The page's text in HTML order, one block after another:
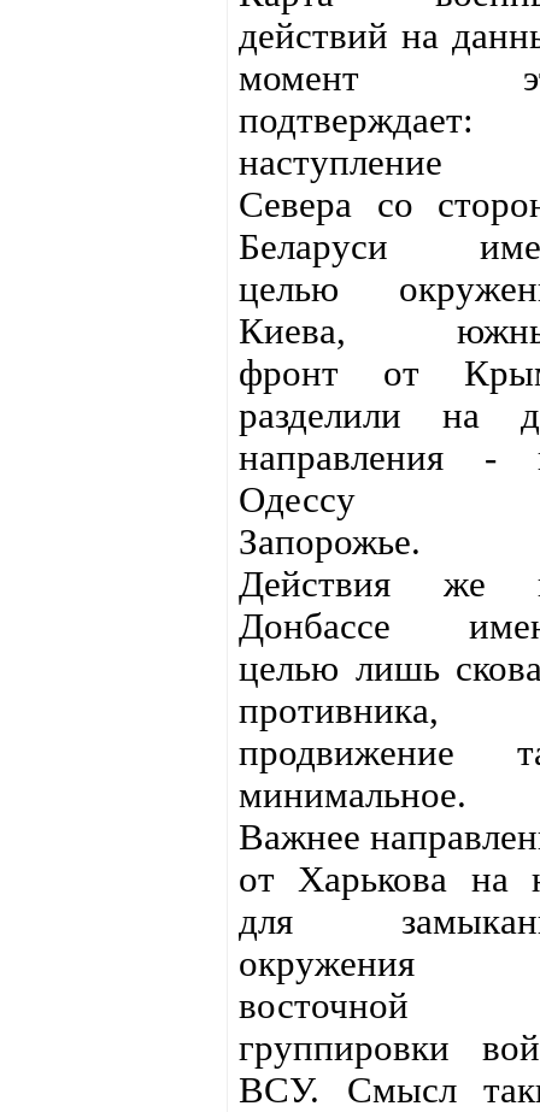
действий на
момент
подтверждает:
Севера со
Беларуси
целью
Киева,
фронт от
разделили на
направления -
Одессу
Запорожье.
Действия же
Донбассе
целью лишь
противника,
продвижение
минимальное.
Важнее
от Харькова на
для
окружения
восточной
группировки
ВСУ. Смысл